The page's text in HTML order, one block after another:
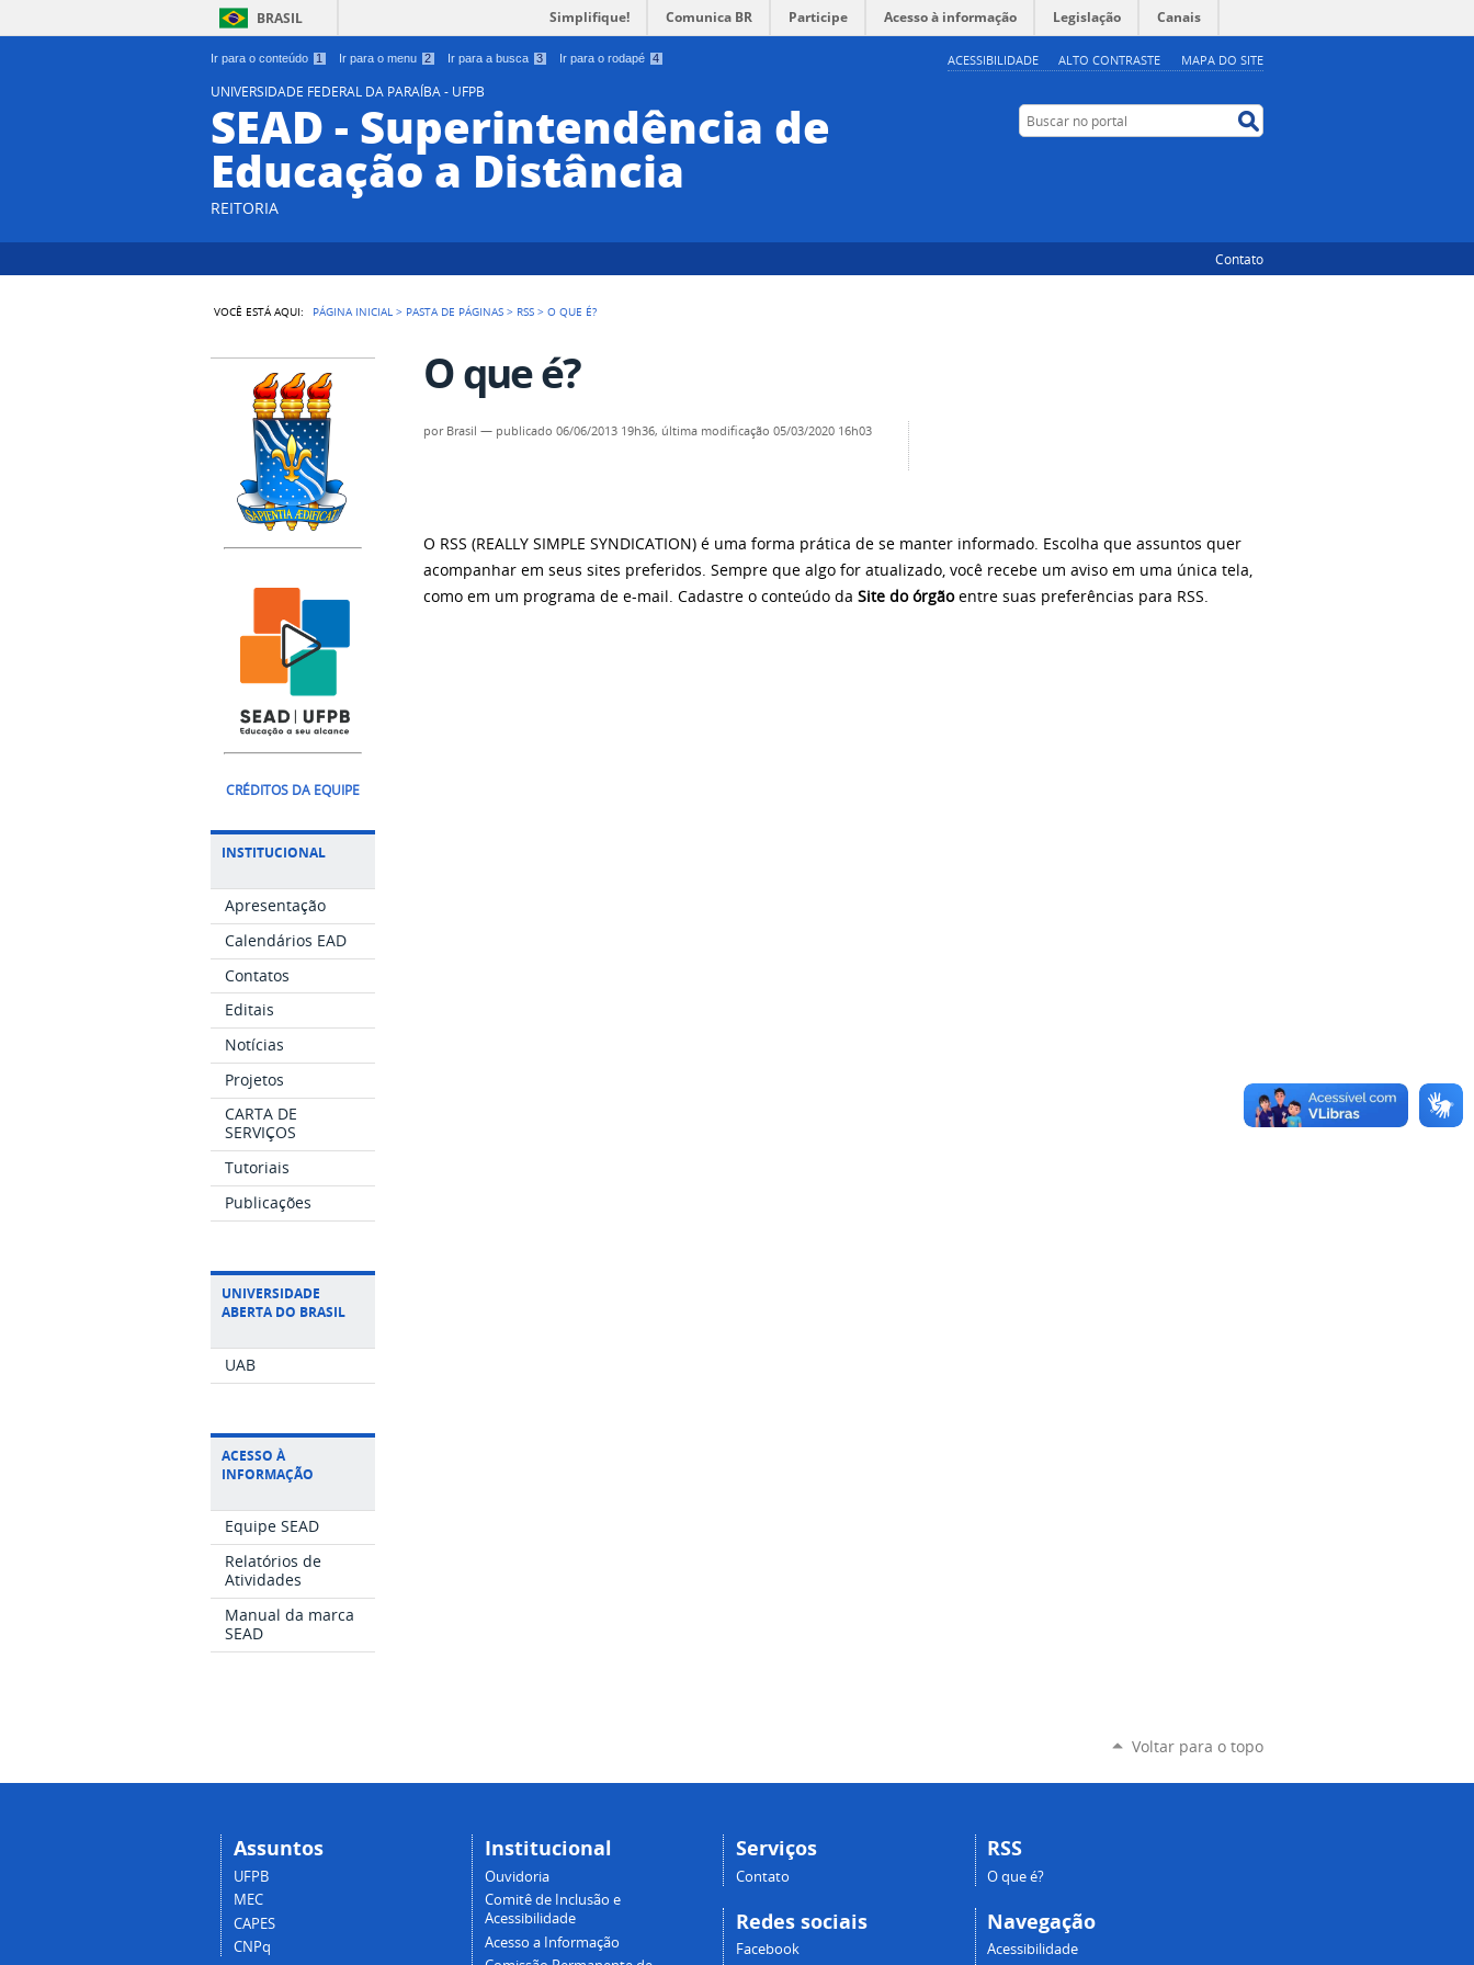
Ir para o conteúdo 1 Ir para o menu 2 Ir para a busca 3 Ir para o rodapé 4 ACESSIBILIDADE ALTO CONTRASTE MAPA DO SITE
BRASIL Simplifique! Comunica BR Participe Acesso à informação Legislação Canais
UNIVERSIDADE FEDERAL DA PARAÍBA - UFPB
SEAD - Superintendência de
Educação a Distância
REITORIA
Buscar no portal
Contato
VOCÊ ESTÁ AQUI: PÁGINA INICIAL > PASTA DE PÁGINAS > RSS >O QUE É?
CRÉDITOS DA EQUIPE
INSTITUCIONAL
Apresentação
Calendários EAD
Contatos
Editais
Notícias
Projetos
CARTA DE
SERVIÇOS
Tutoriais
Publicações
UNIVERSIDADE
ABERTA DO BRASIL
UAB
ACESSO À
INFORMAÇÃO
Equipe SEAD
Relatórios de
Atividades
Manual da marca
SEAD
O que é?
por Brasil — publicado 06/06/2013 19h36, última modificação 05/03/2020 16h03
O RSS (REALLY SIMPLE SYNDICATION) é uma forma prática de se manter informado. Escolha que assuntos quer
acompanhar em seus sites preferidos. Sempre que algo for atualizado, você recebe um aviso em uma única tela,
como em um programa de e-mail. Cadastre o conteúdo daSite do órgãoentre suas preferências para RSS.
Voltar para o topo
Assuntos
UFPB
MEC
CAPES
CNPq
Institucional
Ouvidoria
Comitê de Inclusão e
Acessibilidade
Acesso a Informação
Serviços
Contato
Redes sociais
Facebook
RSS
O que é?
Navegação
Acessibilidade